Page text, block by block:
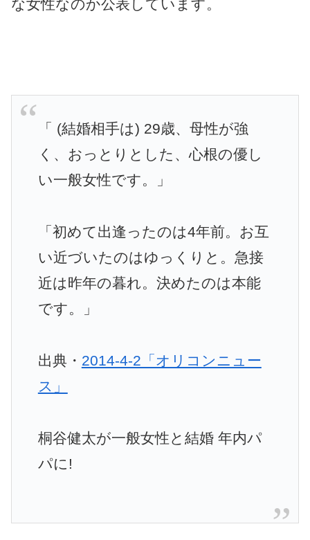
な女性なのか公表しています。
「 (結婚相手は) 29歳、母性が強
く、おっとりとした、心根の優し
い一般女性です。」
「初めて出逢ったのは4年前。お互
い近づいたのはゆっくりと。急接
近は昨年の暮れ。決めたのは本能
です。」
出典・ 2014-4-2「オリコンニュー
ス」
桐谷健太が一般女性と結婚 年内パ
パに!